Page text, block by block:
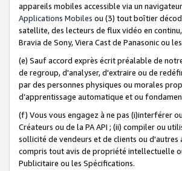
appareils mobiles accessible via un
Applications Mobiles ou (3) tout boîtier
satellite, des lecteurs de flux vidéo en
Bravia de Sony, Viera Cast de Panasonic ou
(e) Sauf accord exprès écrit préalable de
de regroup, d'analyser, d'extraire ou de
par des personnes physiques ou morales
d’apprentissage automatique et ou
(f) Vous vous engagez à ne pas (i)interférer
Créateurs ou de la PA API ; (ii) compiler ou
sollicité de vendeurs et de clients ou
compris tout avis de propriété intellectuelle
Publicitaire ou les Spécifications.